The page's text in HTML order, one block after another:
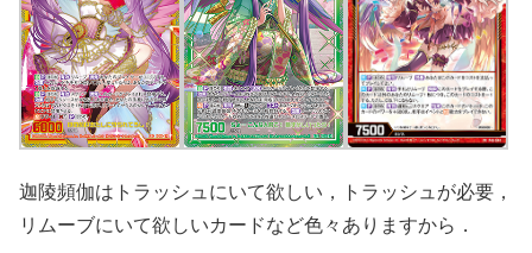
迦陵頻伽はトラッシュにいて欲しい，トラッシュが必要，
リムーブにいて欲しいカードなど色々ありますから．